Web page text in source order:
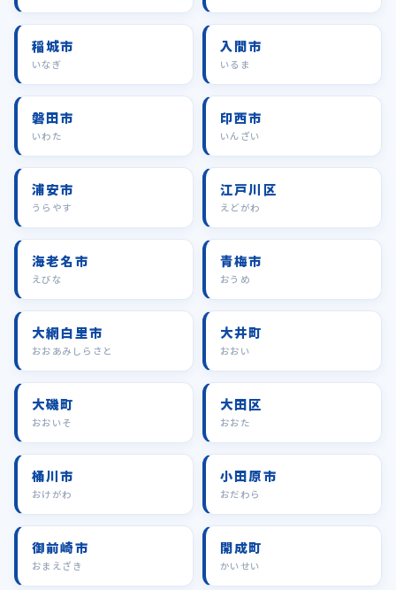
稲城市
いなぎ
入間市
いるま
磐田市
いわた
印西市
いんざい
浦安市
うらやす
江戸川区
えどがわ
海老名市
えびな
青梅市
おうめ
大網白里市
おおあみしらさと
大井町
おおい
大磯町
おおいそ
大田区
おおた
桶川市
おけがわ
小田原市
おだわら
御前崎市
おまえざき
開成町
かいせい